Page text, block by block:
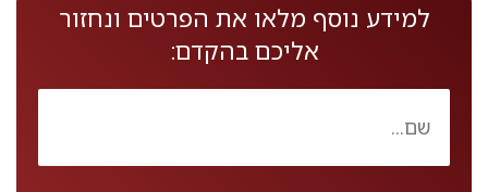
למידע נוסף מלאו את הפרטים ונחזור
אליכם בהקדם: